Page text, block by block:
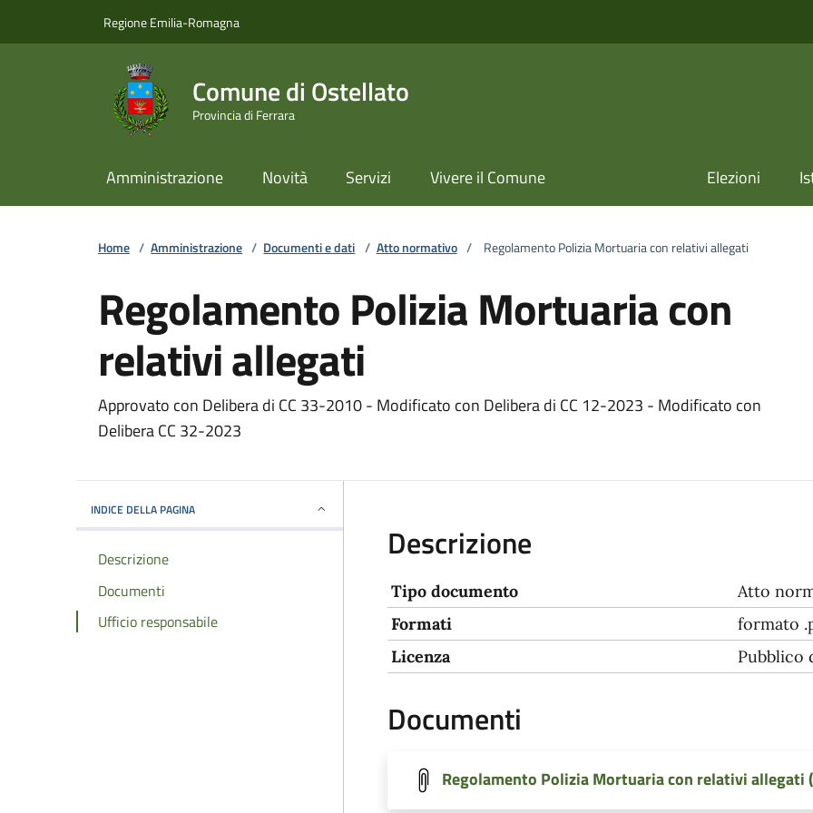
Regione Emilia-Romagna
Comune di Ostellato
Provincia di Ferrara
Amministrazione Novità Servizi Vivere il Comune Elezioni
Home / Amministrazione / Documenti e dati / Atto normativo / Regolamento Polizia Mortuaria con relativi allegati
Regolamento Polizia Mortuaria con
relativi allegati
Approvato con Delibera di CC 33-2010 - Modificato con Delibera di CC 12-2023 - Modificato con
Delibera CC 32-2023
INDICE DELLA PAGINA
Descrizione
Documenti
Ufficio responsabile
Descrizione
Tipo documento
Atto
Formati
formato
Licenza
Pubblico
Documenti
Regolamento Polizia Mortuaria con relativi allegati